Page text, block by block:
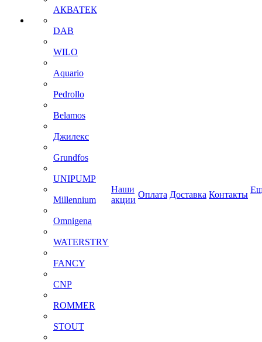
АКВАТЕК
DAB
WILO
Aquario
Pedrollo
Belamos
Джилекс
Grundfos
UNIPUMP
Millennium
Omnigena
WATERSTRY
FANCY
CNP
ROMMER
STOUT
Наши
акции
Оплата Доставка Контакты